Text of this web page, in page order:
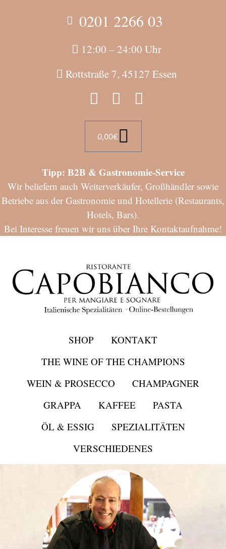
0201 2266 03
12:00 – 24:00 Uhr
Rottstraße 7, 45127 Essen
0,00€
Tipp: B2B & Gastronomie-Service
Wir beliefern auch Weiterverkäufer, Großhändler sowie
Betriebe aus der Gastronomie und Hotellerie (Restaurants,
Hotels, Bars).
Bei Interesse freuen wir uns über Ihre Kontaktaufnahme!
SHOP
KONTAKT
THE WINE OF THE CHAMPIONS
WEIN & PROSECCO
CHAMPAGNER
GRAPPA
KAFFEE
PASTA
ÖL & ESSIG
SPEZIALITÄTEN
VERSCHIEDENES